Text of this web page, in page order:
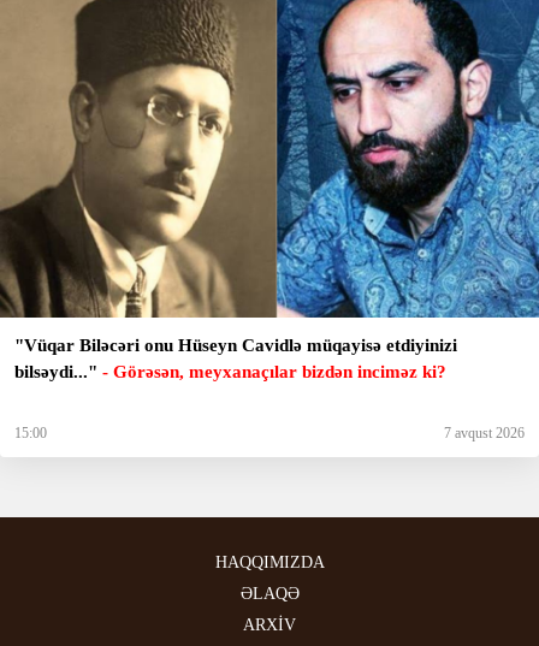
"Vüqar Biləcəri onu Hüseyn Cavidlə müqayisə etdiyinizi
bilsəydi..." - Görəsən, meyxanaçılar bizdən inciməz ki?
15:00 7 avqust 2026
HAQQIMIZDA
ƏLAQƏ
ARXİV